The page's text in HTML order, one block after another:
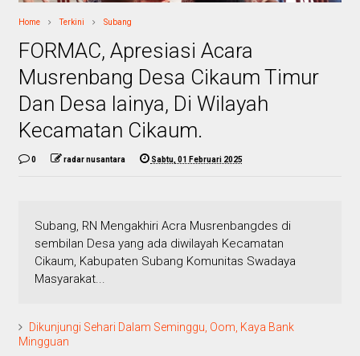
Home Terkini Subang
FORMAC, Apresiasi Acara
Musrenbang Desa Cikaum Timur
Dan Desa lainya, Di Wilayah
Kecamatan Cikaum.
0 radar nusantara Sabtu, 01 Februari 2025
Subang, RN Mengakhiri Acra Musrenbangdes di
sembilan Desa yang ada diwilayah Kecamatan
Cikaum, Kabupaten Subang Komunitas Swadaya
Masyarakat...
Dikunjungi Sehari Dalam Seminggu, Oom, Kaya Bank
Mingguan